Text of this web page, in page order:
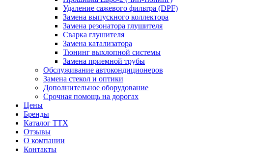
Удаление сажевого фильтра (DPF)
Замена выпускного коллектора
Замена резонатора глушителя
Сварка глушителя
Замена катализатора
Тюнинг выхлопной системы
Замена приемной трубы
Обслуживание автокондиционеров
Замена стекол и оптики
Дополнительное оборудование
Срочная помощь на дорогах
Цены
Бренды
Каталог ТТХ
Отзывы
О компании
Контакты